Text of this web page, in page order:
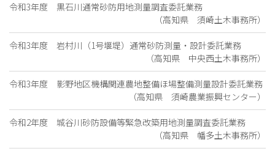
令和3年度 黒石川通常砂防用地測量調査委託業務
（高知県 須崎土木事務所）
令和3年度 岩村川（1号堰堤）通常砂防測量・設計委託業務
（高知県 中央西土木事務所）
令和3年度 影野地区機構関連農地整備ほ場整備測量設計委託業務
（高知県 須崎農業振興センター）
令和2年度 城谷川砂防設備等緊急改築用地測量調査委託業務
（高知県 幡多土木事務所）